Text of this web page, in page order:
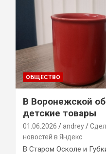
ОБЩЕСТВО
В Воронежской
детские товары
01.06.2026 andrey
новостей в Яндекс
В Старом Осколе и